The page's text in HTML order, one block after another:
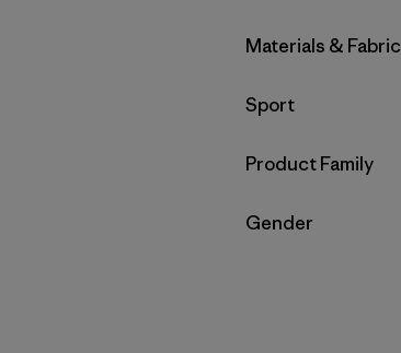
Filtrar por
Materials & Fabric
Filtrar por
Sport
Filtrar por
Product Family
Filtrar por
Gender